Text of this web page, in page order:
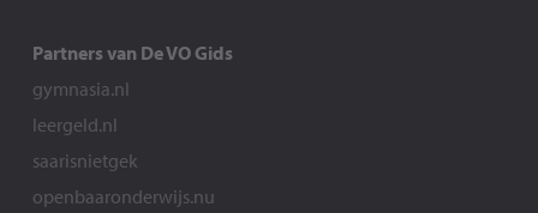
Partners van De VO Gids
gymnasia.nl
leergeld.nl
saarisnietgek
openbaaronderwijs.nu